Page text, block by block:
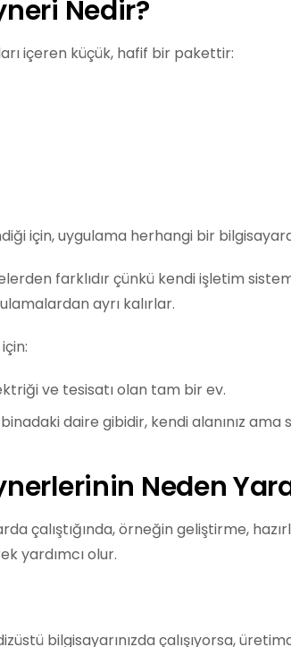
Nedir?
içeren küçük, hafif bir pakettir:
için, uygulama herhangi bir
farklıdır çünkü kendi işletim
ayrı kalırlar.
ve tesisatı olan tam bir ev.
daire gibidir, kendi alanınız ama
Neden
çalıştığında, örneğin geliştirme,
yardımcı olur.
bilgisayarınızda çalışıyorsa,